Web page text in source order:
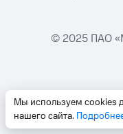
Мы используем cookies
нашего сайта.
© 2025 ПАО